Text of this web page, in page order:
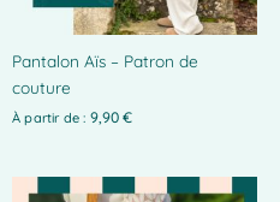
Pantalon Aïs – Patron de
couture
À partir de : 9,90 €
être
sur
la
page
Ce